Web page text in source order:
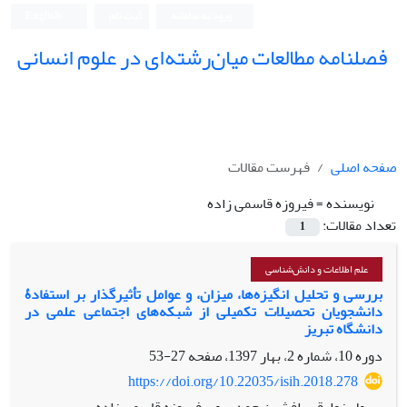
فصلنامه مطالعات میان‌رشته‌ای در علوم انسانی
صفحه اصلی
فهرست مقالات
نویسنده =فیروزه قاسمی زاده
تعداد مقالات:
1
علم اطلاعات و دانش‌شناسی
بررسی و تحلیل انگیزه‌ها، میزان، و عوامل تأثیرگذار بر استفادۀ
دانشجویان تحصیلات تکمیلی از شبکه‌های اجتماعی علمی در
دانشگاه تبریز
دوره 10، شماره 2، بهار 1397، صفحه
27-53
https://doi.org/10.22035/isih.2018.278